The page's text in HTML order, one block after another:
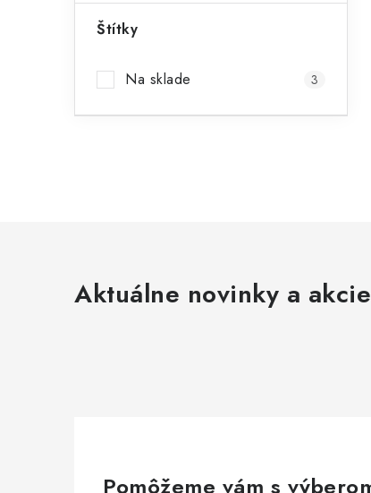
Štítky
Na sklade 3
Aktuálne novinky a
Pomôžeme vám s